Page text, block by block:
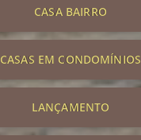
CASA BAIRRO
CASAS EM CONDOMÍNIOS
LANÇAMENTO